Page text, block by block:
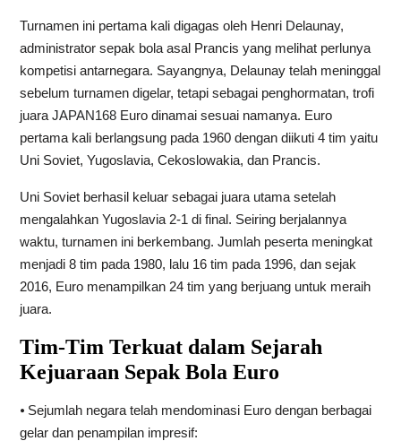
Turnamen ini pertama kali digagas oleh Henri Delaunay,
administrator sepak bola asal Prancis yang melihat perlunya
kompetisi antarnegara. Sayangnya, Delaunay telah meninggal
sebelum turnamen digelar, tetapi sebagai penghormatan, trofi
juara JAPAN168Euro dinamai sesuai namanya. Euro
pertama kali berlangsung pada 1960 dengan diikuti 4 tim yaitu
Uni Soviet, Yugoslavia, Cekoslowakia, dan Prancis.
Uni Soviet berhasil keluar sebagai juara utama setelah
mengalahkan Yugoslavia 2-1 di final. Seiring berjalannya
waktu, turnamen ini berkembang. Jumlah peserta meningkat
menjadi 8 tim pada 1980, lalu 16 tim pada 1996, dan sejak
2016, Euro menampilkan 24 tim yang berjuang untuk meraih
juara.
Tim-Tim Terkuat dalam Sejarah
Kejuaraan Sepak Bola Euro
⦁ Sejumlah negara telah mendominasi Euro dengan berbagai
gelar dan penampilan impresif: